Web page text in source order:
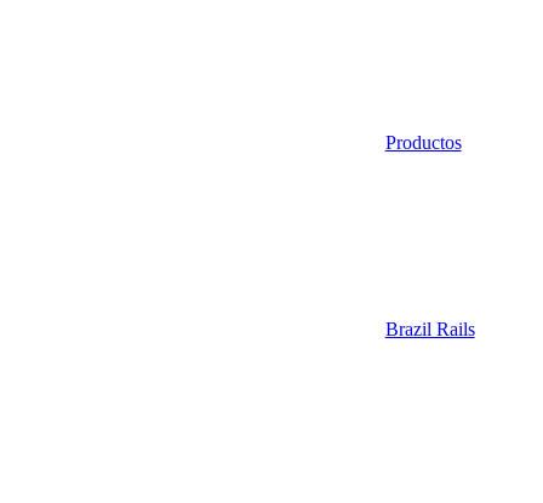
Productos
Brazil Rails